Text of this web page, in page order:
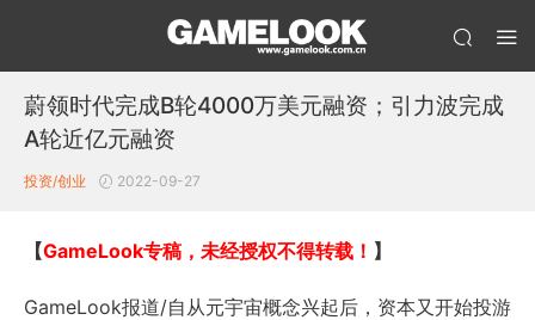
蔚领时代完成B轮4000万美元融资；引力波完成
A轮近亿元融资
投资/创业 2022-09-27
【GameLook专稿，未经授权不得转载！ 】
GameLook报道/自从元宇宙概念兴起后，资本又开始投游